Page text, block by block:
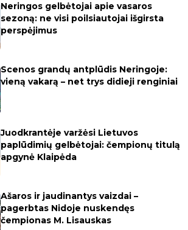
Neringos gelbėtojai apie vasaros
sezoną: ne visi poilsiautojai išgirsta
perspėjimus
Scenos grandų antplūdis Neringoje:
vieną vakarą – net trys didieji renginiai
Juodkrantėje varžėsi Lietuvos
paplūdimių gelbėtojai: čempionų titulą
apgynė Klaipėda
Ašaros ir jaudinantys vaizdai –
pagerbtas Nidoje nuskendęs
čempionas M. Lisauskas